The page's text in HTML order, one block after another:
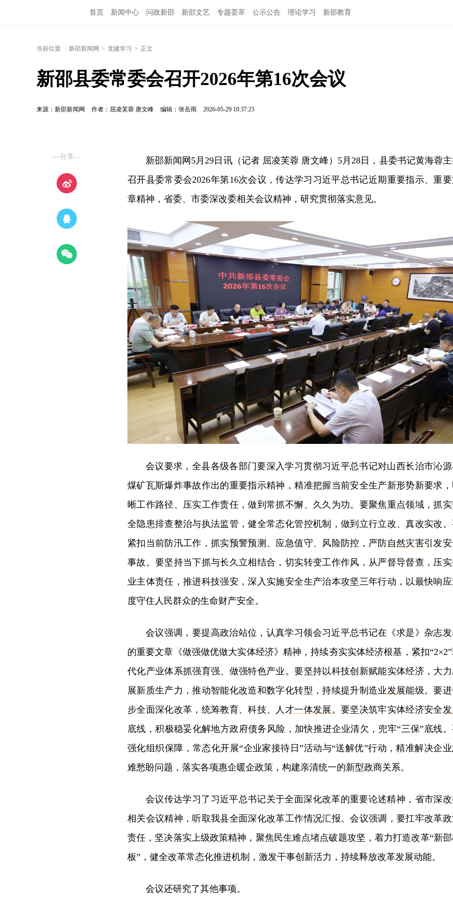
首页 新闻中心 问政新邵 新邵文艺 专题荟萃 公示公告 理论学习 新邵教育
当前位置: 新邵新闻网 > 党建学习 > 正文
新邵县委常委会召开2026年第16次会议
来源：新邵新闻网 作者：屈凌芙蓉 唐文峰 编辑：张岳雨 2026-05-29 10:37:23
—分享—
新邵新闻网5月29日讯（记者 屈凌芙蓉 唐文峰）5月28日，县委书记黄海蓉
召开县委常委会2026年第16次会议，传达学习习近平总书记近期重要指示、重
章精神，省委、市委深改委相关会议精神，研究贯彻落实意见。
会议要求，全县各级各部门要深入学习贯彻习近平总书记对山西长治市沁
煤矿瓦斯爆炸事故作出的重要指示精神，精准把握当前安全生产新形势新要求
晰工作路径、压实工作责任，做到常抓不懈、久久为功。要聚焦重点领域，抓
全隐患排查整治与执法监管，健全常态化管控机制，做到立行立改、真改实改
紧扣当前防汛工作，抓实预警预测、应急值守、风险防控，严防自然灾害引发
事故。要坚持当下抓与长久立相结合，切实转变工作作风，从严督导督查，压
业主体责任，推进科技强安，深入实施安全生产治本攻坚三年行动，以最快响
度守住人民群众的生命财产安全。
会议强调，要提高政治站位，认真学习领会习近平总书记在《求是》杂志
的重要文章《做强做优做大实体经济》精神，持续夯实实体经济根基，紧扣
代化产业体系抓强育强、做强特色产业。要坚持以科技创新赋能实体经济，大
展新质生产力，推动智能化改造和数字化转型，持续提升制造业发展能级。要
步全面深化改革，统筹教育、科技、人才一体发展。要坚决筑牢实体经济安全
底线，积极稳妥化解地方政府债务风险，加快推进企业清欠，兜牢“三保”底线
强化组织保障，常态化开展“企业家接待日”活动与“送解优”行动，精准解决企
难愁盼问题，落实各项惠企暖企政策，构建亲清统一的新型政商关系。
会议传达学习了习近平总书记关于全面深化改革的重要论述精神，省市深
相关会议精神，听取我县全面深化改革工作情况汇报。会议强调，要扛牢改革
责任，坚决落实上级政策精神，聚焦民生难点堵点破题攻坚，着力打造改革“新
板”，健全改革常态化推进机制，激发干事创新活力，持续释放改革发展动能。
会议还研究了其他事项。